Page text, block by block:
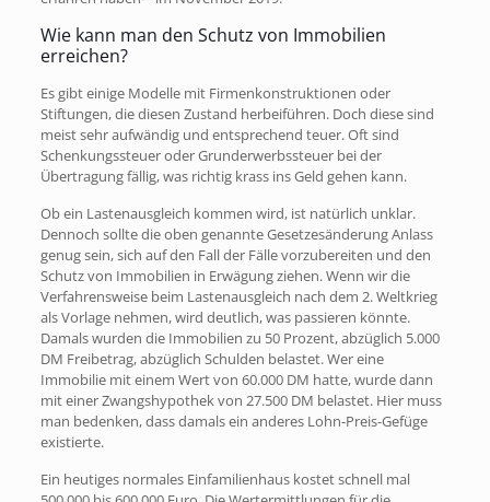
Wie kann man den Schutz von Immobilien
erreichen?
Es gibt einige Modelle mit Firmenkonstruktionen oder
Stiftungen, die diesen Zustand herbeiführen. Doch diese sind
meist sehr aufwändig und entsprechend teuer. Oft sind
Schenkungssteuer oder Grunderwerbssteuer bei der
Übertragung fällig, was richtig krass ins Geld gehen kann.
Ob ein Lastenausgleich kommen wird, ist natürlich unklar.
Dennoch sollte die oben genannte Gesetzesänderung Anlass
genug sein, sich auf den Fall der Fälle vorzubereiten und den
Schutz von Immobilien in Erwägung ziehen. Wenn wir die
Verfahrensweise beim Lastenausgleich nach dem 2. Weltkrieg
als Vorlage nehmen, wird deutlich, was passieren könnte.
Damals wurden die Immobilien zu 50 Prozent, abzüglich 5.000
DM Freibetrag, abzüglich Schulden belastet. Wer eine
Immobilie mit einem Wert von 60.000 DM hatte, wurde dann
mit einer Zwangshypothek von 27.500 DM belastet. Hier muss
man bedenken, dass damals ein anderes Lohn-Preis-Gefüge
existierte.
Ein heutiges normales Einfamilienhaus kostet schnell mal